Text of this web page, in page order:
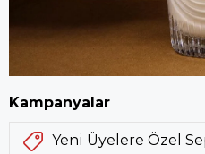
Kampanyalar
Yeni Üyelere Özel